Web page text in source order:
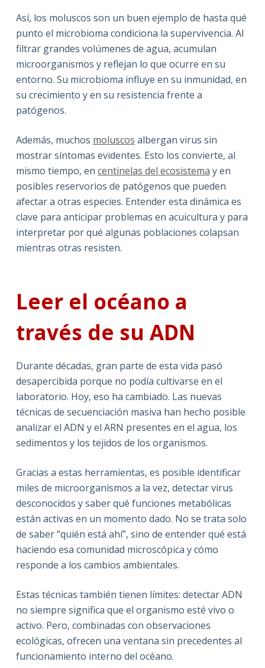
Así, los moluscos son un buen ejemplo de hasta qué
punto el microbioma condiciona la supervivencia. Al
filtrar grandes volúmenes de agua, acumulan
microorganismos y reflejan lo que ocurre en su
entorno. Su microbioma influye en su inmunidad, en
su crecimiento y en su resistencia frente a
patógenos.
Además, muchos moluscos albergan virus sin
mostrar síntomas evidentes. Esto los convierte, al
mismo tiempo, en centinelas del ecosistema y en
posibles reservorios de patógenos que pueden
afectar a otras especies. Entender esta dinámica es
clave para anticipar problemas en acuicultura y para
interpretar por qué algunas poblaciones colapsan
mientras otras resisten.
Leer el océano a
través de su ADN
Durante décadas, gran parte de esta vida pasó
desapercibida porque no podía cultivarse en el
laboratorio. Hoy, eso ha cambiado. Las nuevas
técnicas de secuenciación masiva han hecho posible
analizar el ADN y el ARN presentes en el agua, los
sedimentos y los tejidos de los organismos.
Gracias a estas herramientas, es posible identificar
miles de microorganismos a la vez, detectar virus
desconocidos y saber qué funciones metabólicas
están activas en un momento dado. No se trata solo
de saber “quién está ahí”, sino de entender qué está
haciendo esa comunidad microscópica y cómo
responde a los cambios ambientales.
Estas técnicas también tienen límites: detectar ADN
no siempre significa que el organismo esté vivo o
activo. Pero, combinadas con observaciones
ecológicas, ofrecen una ventana sin precedentes al
funcionamiento interno del océano.